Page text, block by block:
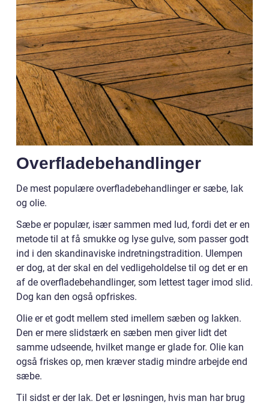
Overfladebehandlinger
De mest populære overfladebehandlinger er sæbe, lak
og olie.
Sæbe er populær, især sammen med lud, fordi det er en
metode til at få smukke og lyse gulve, som passer godt
ind i den skandinaviske indretningstradition. Ulempen
er dog, at der skal en del vedligeholdelse til og det er en
af de overfladebehandlinger, som lettest tager imod slid.
Dog kan den også opfriskes.
Olie er et godt mellem sted imellem sæben og lakken.
Den er mere slidstærk en sæben men giver lidt det
samme udseende, hvilket mange er glade for. Olie kan
også friskes op, men kræver stadig mindre arbejde end
sæbe.
Til sidst er der lak. Det er løsningen, hvis man har brug